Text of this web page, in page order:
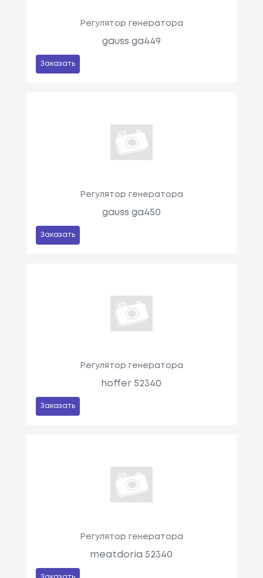
Регулятор генератора
gauss ga449
Заказать
Регулятор генератора
gauss ga450
Заказать
Регулятор генератора
hoffer 52340
Заказать
Регулятор генератора
meatdoria 52340